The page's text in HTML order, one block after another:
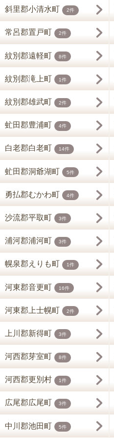
斜里郡小清水町 2件
常呂郡置戸町 2件
紋別郡遠軽町 8件
紋別郡滝上町 1件
紋別郡雄武町 2件
虻田郡豊浦町 4件
白老郡白老町 14件
虻田郡洞爺湖町 5件
勇払郡むかわ町 4件
沙流郡平取町 3件
浦河郡浦河町 3件
幌泉郡えりも町 1件
河東郡音更町 16件
河東郡上士幌町 2件
上川郡新得町 3件
河西郡芽室町 8件
河西郡更別村 1件
広尾郡広尾町 3件
中川郡池田町 5件